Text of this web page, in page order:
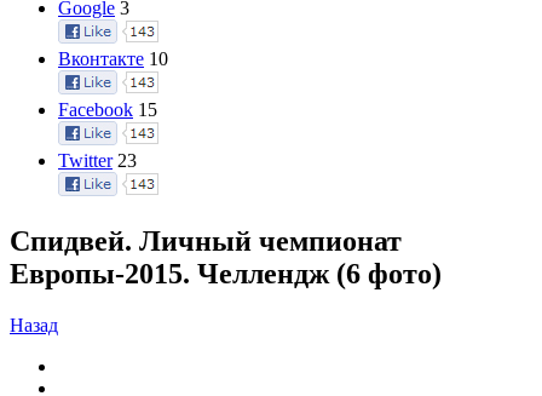
Google 3
Вконтакте 10
Facebook 15
Twitter 23
Спидвей. Личный чемпионат
Европы-2015. Челлендж (6 фото)
Назад